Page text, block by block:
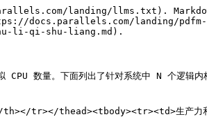
landing/llms.txt).
docs.parallels.com/landing/
li-qi-shu-liang.md).
数量。下面列出了针对系统中 N 个逻辑
tr></thead><tbody><tr><td>生产力